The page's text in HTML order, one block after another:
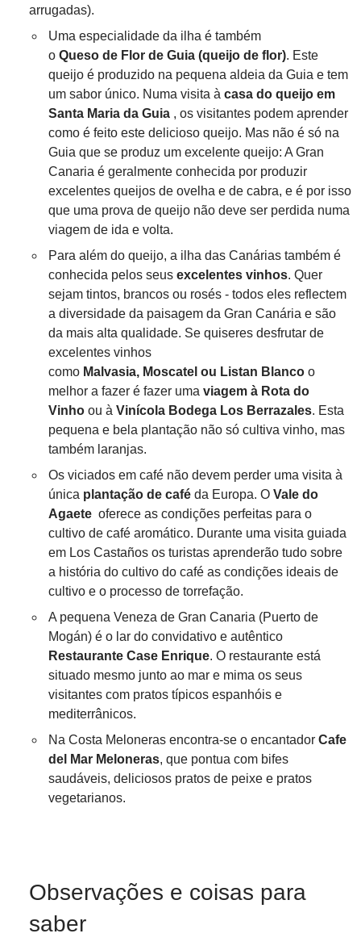
arrugadas).
Uma especialidade da ilha é também
o Queso de Flor de Guia (queijo de flor). Este
queijo é produzido na pequena aldeia da Guia e tem
um sabor único. Numa visita à casa do queijo em
Santa Maria da Guia , os visitantes podem aprender
como é feito este delicioso queijo. Mas não é só na
Guia que se produz um excelente queijo: A Gran
Canaria é geralmente conhecida por produzir
excelentes queijos de ovelha e de cabra, e é por isso
que uma prova de queijo não deve ser perdida numa
viagem de ida e volta.
Para além do queijo, a ilha das Canárias também é
conhecida pelos seus excelentes vinhos. Quer
sejam tintos, brancos ou rosés - todos eles reflectem
a diversidade da paisagem da Gran Canária e são
da mais alta qualidade. Se quiseres desfrutar de
excelentes vinhos
como Malvasia, Moscatel ou Listan Blanco o
melhor a fazer é fazer uma viagem à Rota do
Vinho ou à Vinícola Bodega Los Berrazales. Esta
pequena e bela plantação não só cultiva vinho, mas
também laranjas.
Os viciados em café não devem perder uma visita à
única plantação de café da Europa. O Vale do
Agaete oferece as condições perfeitas para o
cultivo de café aromático. Durante uma visita guiada
em Los Castaños os turistas aprenderão tudo sobre
a história do cultivo do café as condições ideais de
cultivo e o processo de torrefação.
A pequena Veneza de Gran Canaria (Puerto de
Mogán) é o lar do convidativo e autêntico
Restaurante Case Enrique. O restaurante está
situado mesmo junto ao mar e mima os seus
visitantes com pratos típicos espanhóis e
mediterrânicos.
Na Costa Meloneras encontra-se o encantador Cafe
del Mar Meloneras, que pontua com bifes
saudáveis, deliciosos pratos de peixe e pratos
vegetarianos.
Observações e coisas para
saber